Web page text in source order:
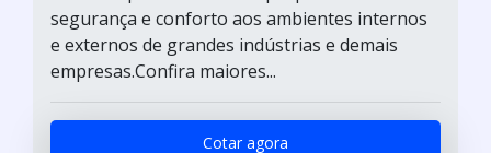
segurança e conforto aos ambientes internos
e externos de grandes indústrias e demais
empresas.Confira maiores...
Cotar agora